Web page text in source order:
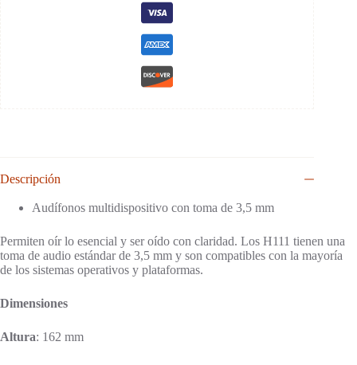
Descripción
Audífonos multidispositivo con toma de 3,5 mm
Permiten oír lo esencial y ser oído con claridad. Los H111 tienen una
toma de audio estándar de 3,5 mm y son compatibles con la mayoría
de los sistemas operativos y plataformas.
Dimensiones
Altura: 162 mm